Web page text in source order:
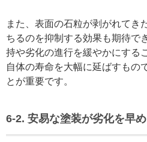
また、表面の石粒が剥がれてき
ちるのを抑制する効果も期待で
持や劣化の進行を緩やかにする
自体の寿命を大幅に延ばすもの
とが重要です。
6-2. 安易な塗装が劣化を早